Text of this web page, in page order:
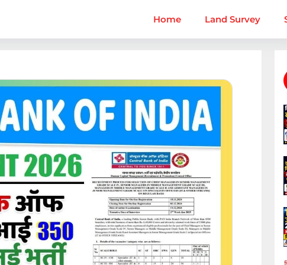
Home Land Survey